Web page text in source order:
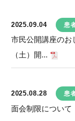
2025.09.04 患
市民公開講座の
（土）開...
2025.08.28 患
面会制限につい